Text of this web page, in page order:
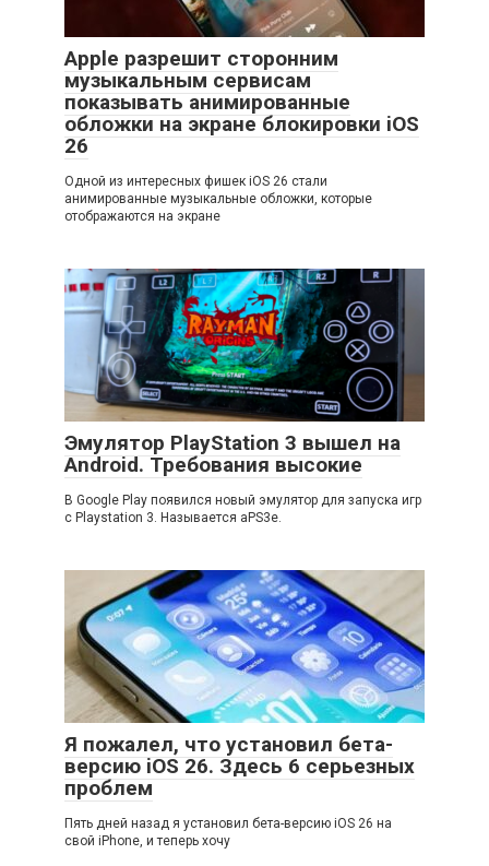
Apple разрешит сторонним
музыкальным сервисам
показывать анимированные
обложки на экране блокировки iOS
26
Одной из интересных фишек iOS 26 стали
анимированные музыкальные обложки, которые
отображаются на экране
Эмулятор PlayStation 3 вышел на
Android. Требования высокие
В Google Play появился новый эмулятор для запуска игр
с Playstation 3. Называется aPS3e.
Я пожалел, что установил бета-
версию iOS 26. Здесь 6 серьезных
проблем
Пять дней назад я установил бета-версию iOS 26 на
свой iPhone, и теперь хочу